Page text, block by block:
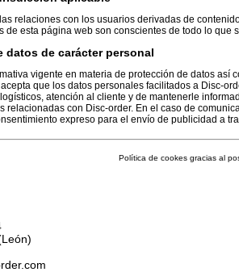
relaciones con los usuarios derivadas de
de esta página web son conscientes de todo lo que
datos de carácter personal
vigente en materia de protección de datos
que los datos personales facilitados a Disc-
atención al cliente y de mantenerle
relacionadas con Disc-order. En el caso de
expreso para el envío de publicidad a
Política de cookes gracias al